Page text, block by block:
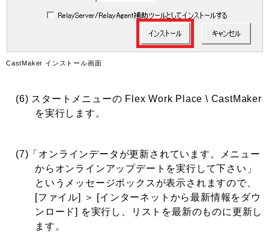
CastMaker インストール画面
(6) スタートメニューの Flex Work Place \ CastMaker
を実行します。
(7)「オンラインデータが更新されています。メニュー
からオンラインアップデートを実行して下さい」
というメッセージボックスが表示されますので、
[ファイル] ＞ [インターネットから最新情報をダウ
ンロード] を実行し、リストを最新のものに更新し
ます。